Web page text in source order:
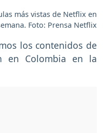
más vistas de Netflix en
Foto: Prensa Netflix
los contenidos de
en Colombia en la